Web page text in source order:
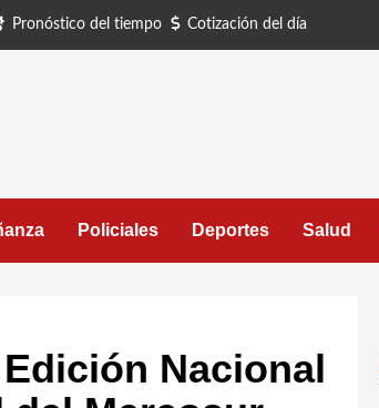
Pronóstico del tiempo Cotización del día
Policiales Deportes Salud
Nacional